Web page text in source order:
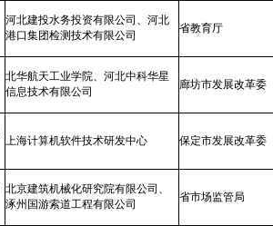
河北建投水务投资有限公司、河北
港口集团检测技术有限公司
省教育厅
北华航天工业学院、河北中科华星
信息技术有限公司
廊坊市发展改革委
上海计算机软件技术研发中心 保定市发展改革委
北京建筑机械化研究院有限公司、
涿州国游索道工程有限公司
省市场监管局